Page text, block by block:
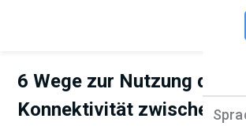
6 Wege zur Nutzung der
Konnektivität zwischen